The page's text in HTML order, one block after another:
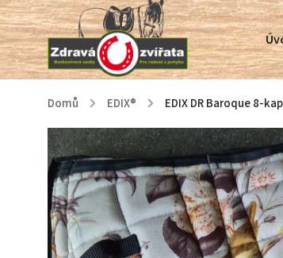
Domů / EDIX® / EDIX DR Baroque 8-